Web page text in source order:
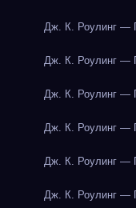
Дж. К. Роулинг —
Дж. К. Роулинг —
Дж. К. Роулинг —
Дж. К. Роулинг —
Дж. К. Роулинг —
Дж. К. Роулинг —